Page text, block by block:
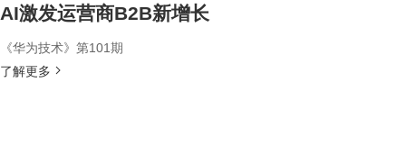
AI激发运营商B2B新增长
《华为技术》第101期
了解更多